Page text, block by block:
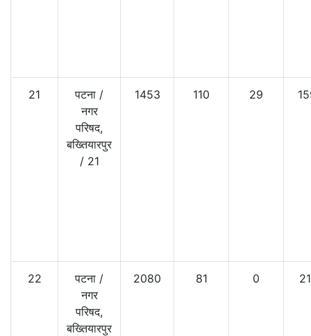
21 पटना /
नगर
परिषद,
बख्तियारपुर
/ 21
1453 110 29
22 पटना /
नगर
परिषद,
बख्तियारपुर
2080 81 0